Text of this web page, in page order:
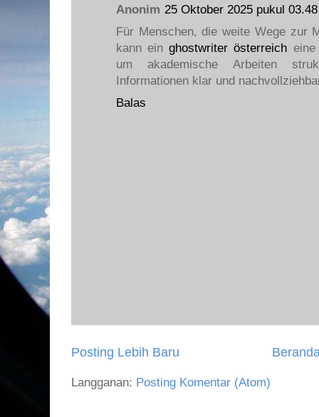
Anonim 25 Oktober 2025 pukul 03.48
Für Menschen, die weite Wege zur
kann einghostwriter österreich
um akademische Arbeiten
Informationen klar und
Balas
Posting Lebih Baru
Langganan: Posting Komentar (Atom)